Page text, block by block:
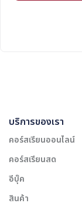
บริการของเรา
คอร์สเรียนออนไลน์
คอร์สเรียนสด
อีบุ๊ค
สินค้า